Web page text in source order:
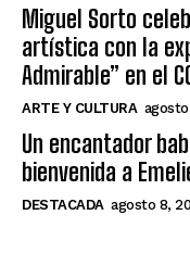
Miguel Sorto
artística con la
Admirable” en el
ARTE Y CULTURA
Un encantador
bienvenida a
DESTACADA agosto 8,